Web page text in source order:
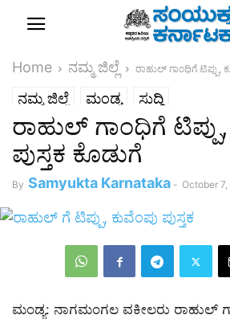
Home ನಮ್ಮ ಜಿಲ್ಲೆ ರಾಹುಲ್ ಗಾಂಧಿಗೆ ಟಿಪ್ಪು,
ನಮ್ಮ ಜಿಲ್ಲೆ ಮಂಡ್ಯ ಸುದ್ದಿ
ರಾಹುಲ್ ಗಾಂಧಿಗೆ
ಪುಸ್ತಕ ಕೊಡುಗೆ
By Samyukta Karnataka - October
ಮಂಡ್ಯ: ನಾಗಮಂಗಲ ವಕೀಲರು ರಾಹುಲ್